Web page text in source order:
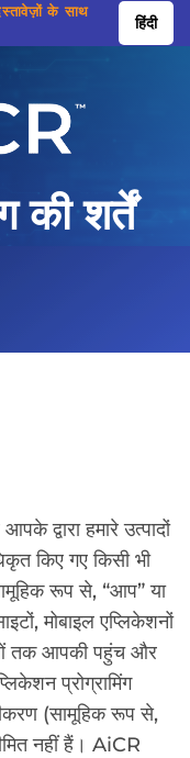
के साथ
हिंदी
की शर्तें
द्वारा हमारे उत्पादों
किए गए किसी भी
रूप से, “आप” या
मोबाइल एप्लिकेशनों
तक आपकी पहुंच और
प्रोग्रामिंग
(सामूहिक रूप से,
नहीं हैं। AiCR